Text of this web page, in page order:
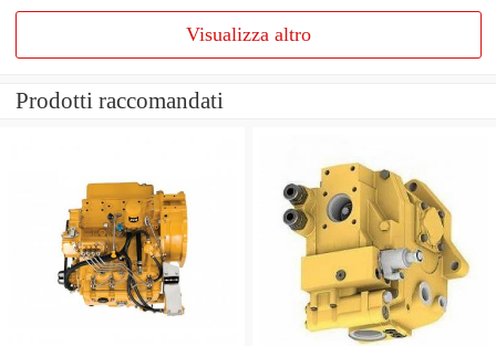
Visualizza altro
Prodotti raccomandati